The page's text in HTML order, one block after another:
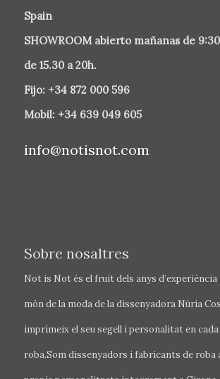
Spain
SHOWROOM abierto mañanas de
de 15.30 a 20h.
Fijo: +34 872 000 596
Mobil: +34 639 049 605
info@notisnot.com
Sobre nosaltres
Not is Not és el fruit dels anys d’experiència
món de la moda de la dissenyadora Núria
imprimeix el seu segell i personalitat en cada
roba.Som dissenyadors i fabricants de roba